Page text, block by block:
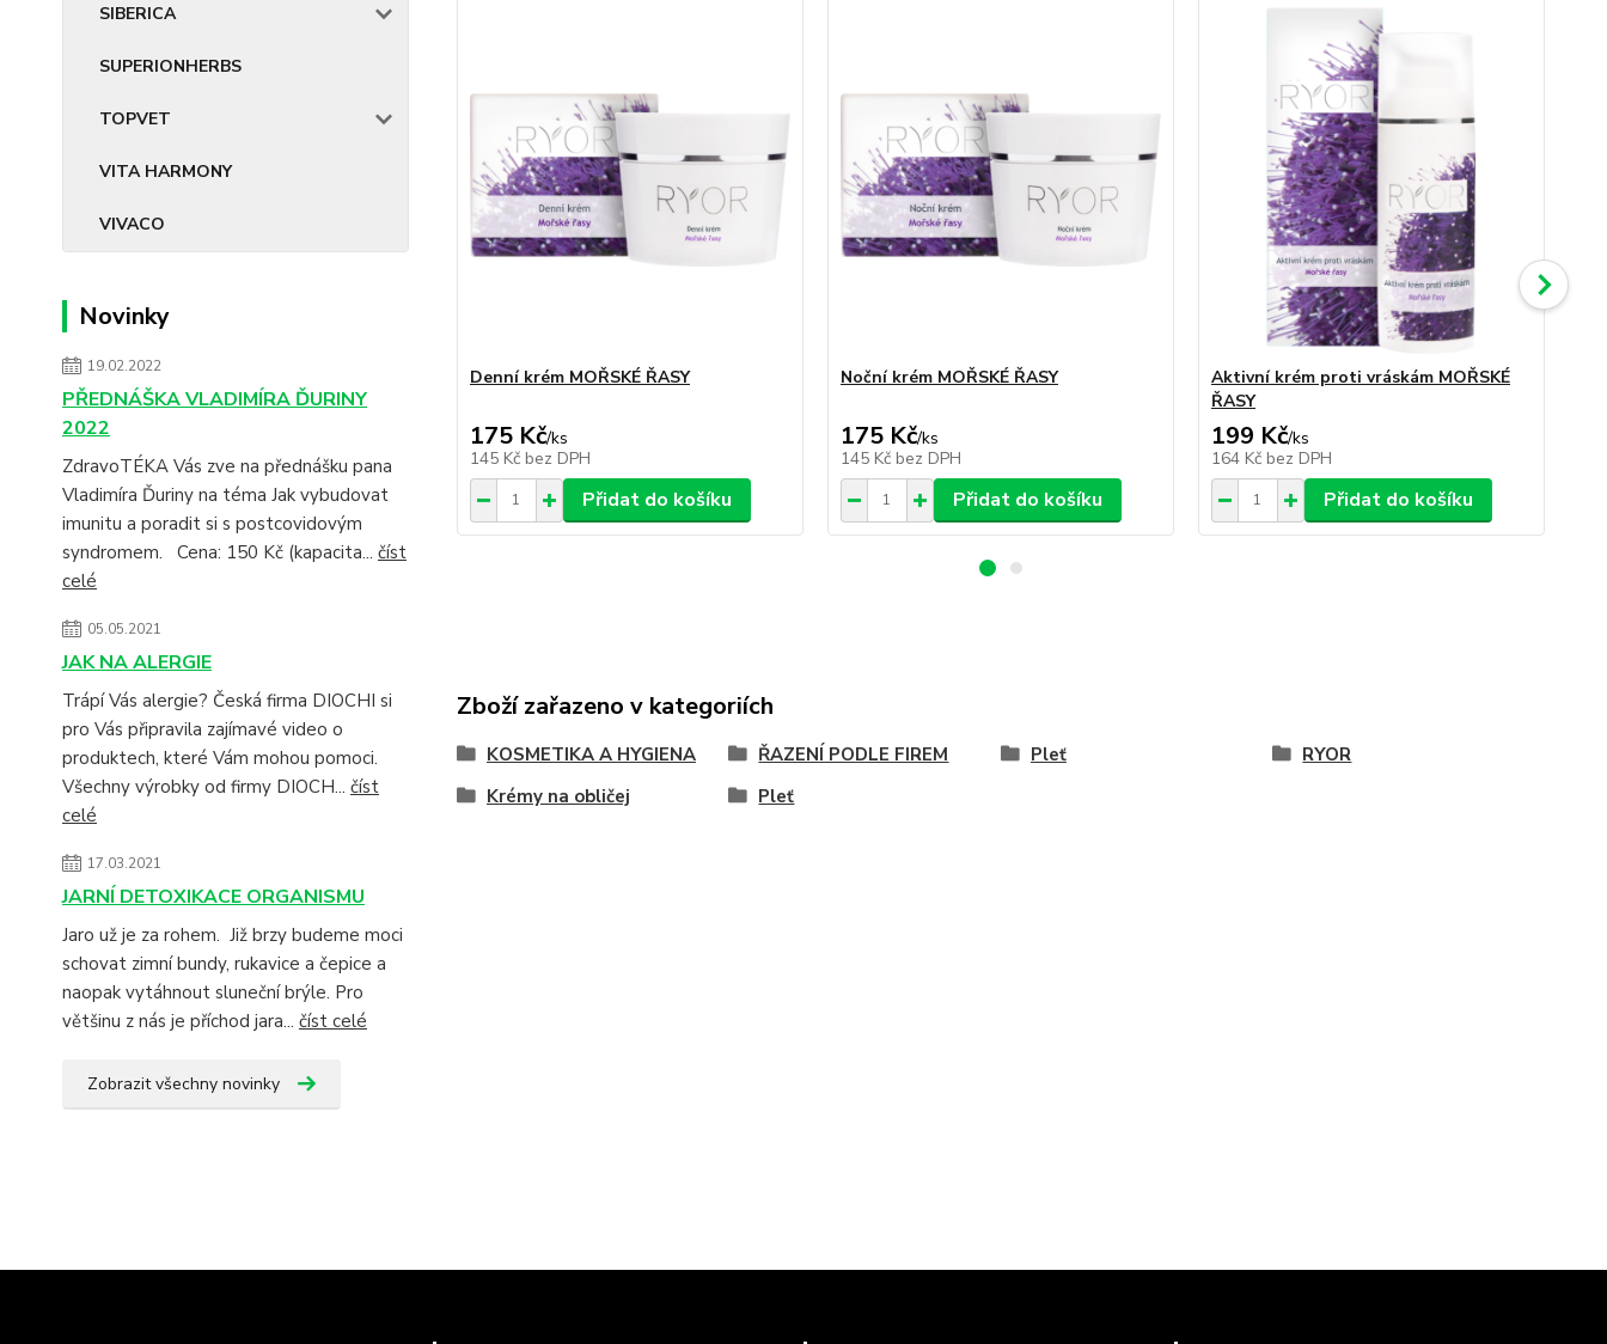
SIBERICA
SUPERIONHERBS
TOPVET
VITA HARMONY
VIVACO
Novinky
19.02.2022
PŘEDNÁŠKA VLADIMÍRA ĎURINY
2022
ZdravoTÉKA Vás zve na přednášku pana
Vladimíra Ďuriny na téma Jak vybudovat
imunitu a poradit si s postcovidovým
syndromem. Cena: 150 Kč (kapacita... číst
celé
05.05.2021
JAK NA ALERGIE
Trápí Vás alergie? Česká firma DIOCHI si
pro Vás připravila zajímavé video o
produktech, které Vám mohou pomoci.
Všechny výrobky od firmy DIOCH... číst
celé
17.03.2021
JARNÍ DETOXIKACE ORGANISMU
Jaro už je za rohem. Již brzy budeme moci
schovat zimní bundy, rukavice a čepice a
naopak vytáhnout sluneční brýle. Pro
většinu z nás je příchod jara... číst celé
Zobrazit všechny novinky
Denní krém MOŘSKÉ ŘASY
175 Kč/ks
145 Kč bez DPH
Přidat do košíku
Noční krém MOŘSKÉ ŘASY
175 Kč/ks
145 Kč bez DPH
Přidat do košíku
Aktivní krém proti vráskám MOŘSKÉ
ŘASY
199 Kč/ks
164 Kč bez DPH
Přidat do košíku
Zboží zařazeno v kategoriích
KOSMETIKA A HYGIENA ŘAZENÍ PODLE FIREM Pleť
RYOR
Krémy na obličej
Pleť